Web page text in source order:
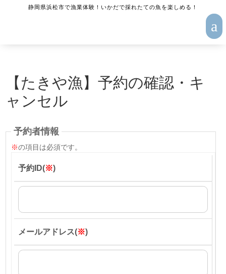
静岡県浜松市で漁業体験！いかだで採れたての魚を楽しめる！
a
【たきや漁】予約の確認・キ
ャンセル
予約者情報
※の項目は必須です。
予約ID(※)
メールアドレス(※)